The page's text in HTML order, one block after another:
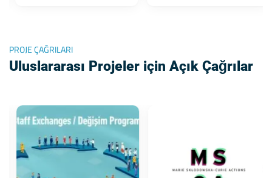
PROJE ÇAĞRILARI
Uluslararası Projeler için Açık Çağrılar